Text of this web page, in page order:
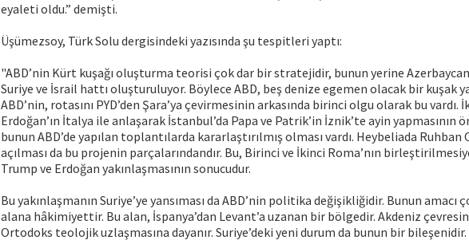
eyaleti oldu.” demişti.
Üşümezsoy, Türk Solu dergisindeki yazısında şu tespitleri yaptı:
"ABD’nin Kürt kuşağı oluşturma teorisi çok dar bir stratejidir, bunun yerine
Suriye ve İsrail hattı oluşturuluyor. Böylece ABD, beş denize egemen olacak bir kuşak
ABD’nin, rotasını PYD’den Şara’ya çevirmesinin arkasında birinci olgu olarak bu vardı.
Erdoğan’ın İtalya ile anlaşarak İstanbul’da Papa ve Patrik’in İznik’te ayin yapmasının
bunun ABD’de yapılan toplantılarda kararlaştırılmış olması vardı. Heybeliada Ruhban
açılması da bu projenin parçalarındandır. Bu, Birinci ve İkinci Roma’nın
Trump ve Erdoğan yakınlaşmasının sonucudur.
Bu yakınlaşmanın Suriye’ye yansıması da ABD’nin politika değişikliğidir. Bunun amacı
alana hâkimiyettir. Bu alan, İspanya’dan Levant’a uzanan bir bölgedir. Akdeniz
Ortodoks teolojik uzlaşmasına dayanır. Suriye’deki yeni durum da bunun bir bileşenidir.